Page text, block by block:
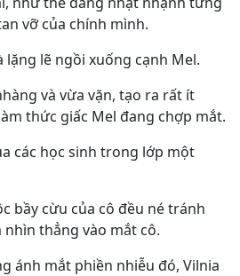
vỡ của chính mình.
lặng lẽ ngồi xuống cạnh Mel.
và vừa vặn, tạo ra rất ít
thức giấc Mel đang chợp mắt.
các học sinh trong lớp một
bầy cừu của cô đều né tránh
thẳng vào mắt cô.
ánh mắt phiền nhiễu đó, Vilnia